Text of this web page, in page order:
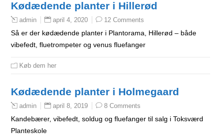
Kødædende planter i Hillerød
admin april 4, 2020 12 Comments
Så er der kødædende planter i Plantorama, Hillerød – både
vibefedt, fluetrompeter og venus fluefanger
Køb dem her
Kødædende planter i Holmegaard
admin april 8, 2019 8 Comments
Kandebærer, vibefedt, soldug og fluefanger til salg i Toksværd
Planteskole